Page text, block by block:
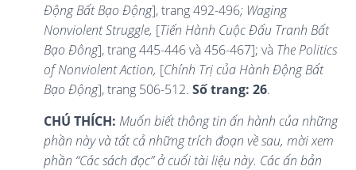
Động Bất Bạo Động], trang 492-496; Waging
Nonviolent Struggle, [Tiến Hành Cuộc Đấu Tranh Bất
Bạo Đông], trang 445-446 và 456-467]; và The Politics
of Nonviolent Action, [Chính Trị của Hành Động Bất
Bạo Động], trang 506-512. Số trang: 26.
CHÚ THÍCH: Muốn biết thông tin ấn hành của những
phần này và tất cả những trích đoạn về sau, mời xem
phần “Các sách đọc” ở cuối tài liệu này. Các ấn bản